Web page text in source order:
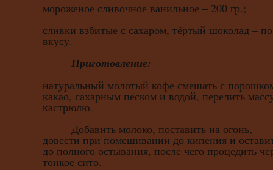
мороженое сливочное ванильное – 200 гр.;
сливки взбитые с сахаром, тёртый шоколад – по
вкусу.
Приготовление:
натуральный молотый кофе смешать с
какао, сахарным песком и водой, перелить
кастрюлю.
Добавить молоко, поставить на огонь,
довести при помешивании до кипения и
до полного остывания, после чего процедить
тонкое сито.